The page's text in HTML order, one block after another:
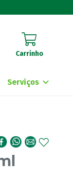
Carrinho
Serviços